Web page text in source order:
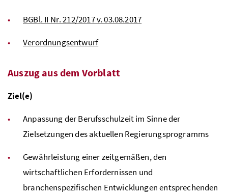
BGBl. II Nr. 212/2017 v. 03.08.2017
Verordnungsentwurf
Auszug aus dem Vorblatt
Ziel(e)
Anpassung der Berufsschulzeit im Sinne der
Zielsetzungen des aktuellen Regierungsprogramms
Gewährleistung einer zeitgemäßen, den
wirtschaftlichen Erfordernissen und
branchenspezifischen Entwicklungen entsprechenden